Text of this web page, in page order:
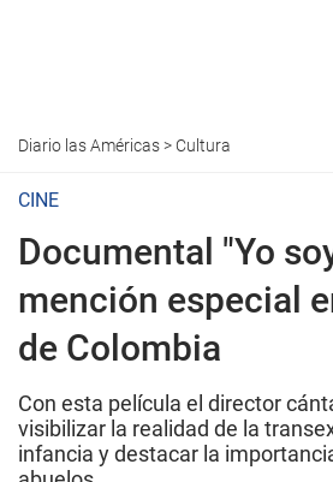
Diario las Américas> Cultura
CINE
Documental "Yo
mención especial
de Colombia
Con esta película el director
visibilizar la realidad de la
infancia y destacar la